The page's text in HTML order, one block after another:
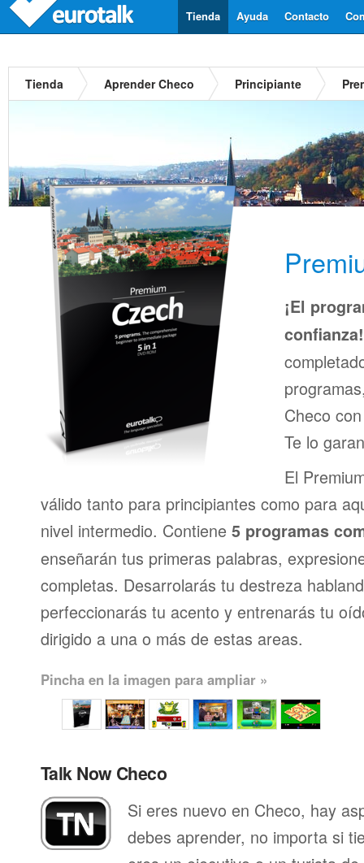
Contacto
Ayuda
Tienda
Tienda Aprender Checo Principiante
¡El
confianza!
Checo
Te lo
El
válido tanto para principiantes como para
nivel intermedio. Contiene 5 programas
enseñarán tus primeras palabras,
completas. Desarrolarás tu destreza
perfeccionarás tu acento y entrenarás tu
dirigido a una o más de estas areas.
Pincha en la imagen para ampliar »
Talk Now Checo
Si eres nuevo en Checo, hay
debes aprender, no importa si